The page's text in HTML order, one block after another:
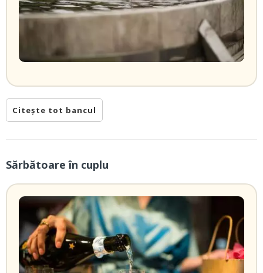
Citește tot bancul
Sărbătoare în cuplu